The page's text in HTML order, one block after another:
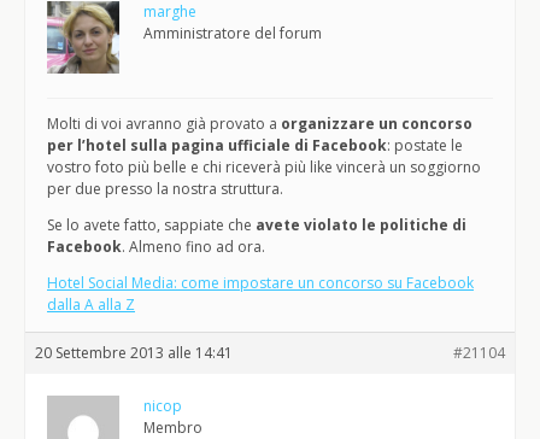
marghe
Amministratore del forum
Molti di voi avranno già provato a organizzare un concorso
per l’hotel sulla pagina ufficiale di Facebook: postate le
vostro foto più belle e chi riceverà più like vincerà un soggiorno
per due presso la nostra struttura.
Se lo avete fatto, sappiate che avete violato le politiche di
Facebook. Almeno fino ad ora.
Hotel Social Media: come impostare un concorso su Facebook
dalla A alla Z
20 Settembre 2013 alle 14:41 #21104
nicop
Membro